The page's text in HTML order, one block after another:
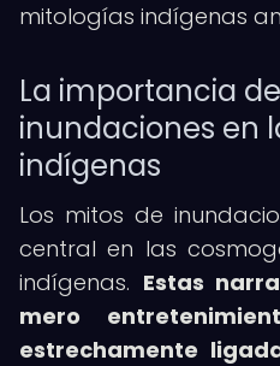
mitologías indígenas
La importancia
inundaciones en
indígenas
Los mitos de
central en las
indígenas. Estas
mero
estrechamente